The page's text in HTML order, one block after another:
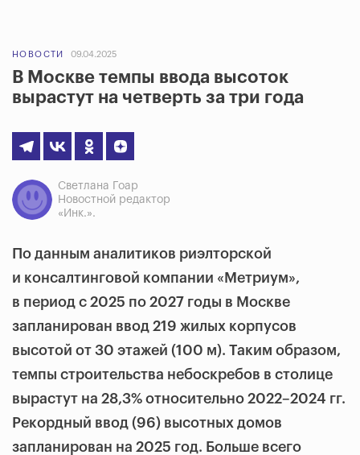
НОВОСТИ 09.04.2025
В Москве темпы ввода высоток
вырастут на четверть за три года
Светлана Гоар
Новостной редактор
«Инк.».
По данным аналитиков риэлторской
и консалтинговой компании «Метриум»,
в период с 2025 по 2027 годы в Москве
запланирован ввод 219 жилых корпусов
высотой от 30 этажей (100 м). Таким образом,
темпы строительства небоскребов в столице
вырастут на 28,3% относительно 2022–2024 гг.
Рекордный ввод (96) высотных домов
запланирован на 2025 год. Больше всего